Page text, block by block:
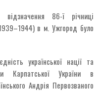
відзначення 86-ї річниці
в м. Ужгород було
української нації та
Карпатської України в
Андрія Первозваного